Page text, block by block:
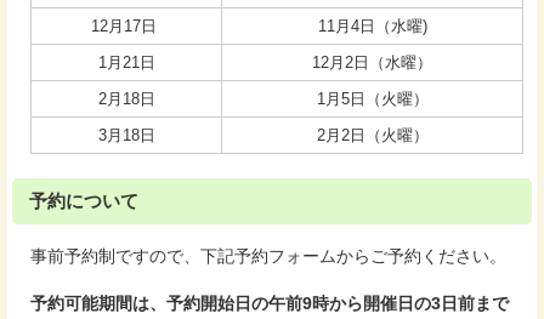
12月17日
11月4日（水曜)
1月21日
12月2日（水曜）
2月18日
1月5日（火曜）
3月18日
2月2日（火曜）
予約について
事前予約制ですので、下記予約フォームからご予約ください。
予約可能期間は、予約開始日の午前9時から開催日の3日前まで